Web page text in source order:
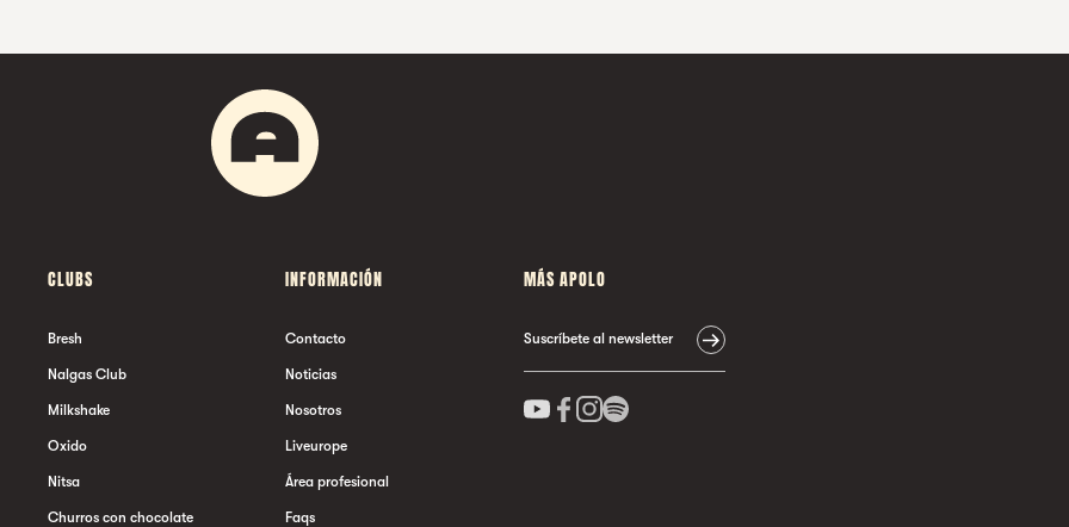
CLUBS
Bresh
Nalgas Club
Milkshake
Oxido
Nitsa
Churros con chocolate
INFORMACIÓN
Contacto
Noticias
Nosotros
Liveurope
Área profesional
Faqs
MÁS APOLO
Suscríbete al newsletter